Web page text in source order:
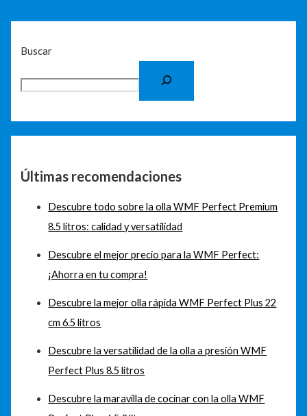
Buscar
Últimas recomendaciones
Descubre todo sobre la olla WMF Perfect Premium
8.5 litros: calidad y versatilidad
Descubre el mejor precio para la WMF Perfect:
¡Ahorra en tu compra!
Descubre la mejor olla rápida WMF Perfect Plus 22
cm 6.5 litros
Descubre la versatilidad de la olla a presión WMF
Perfect Plus 8.5 litros
Descubre la maravilla de cocinar con la olla WMF